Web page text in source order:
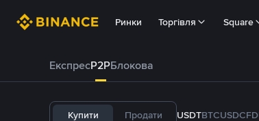
Ринки Торгівля Square
ЕкспресP2PБлокова
Купити Продати USDTBTCUSDC